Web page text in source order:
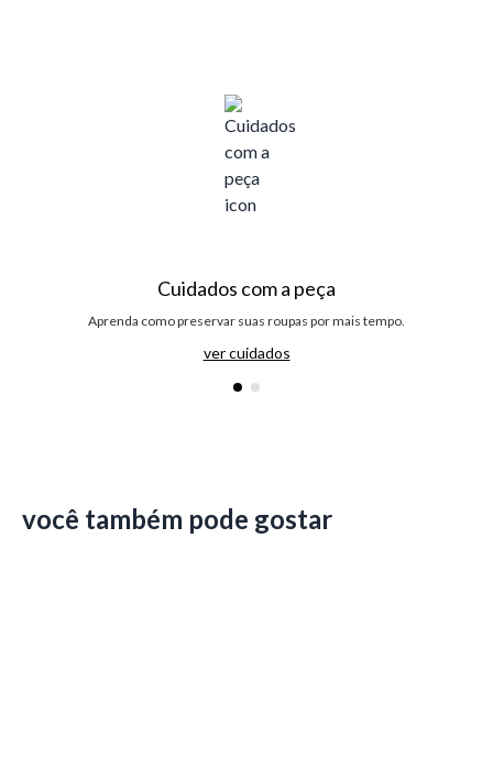
Cuidados com a peça
Aprenda como preservar suas roupas por mais tempo.
ver cuidados
você também pode gostar